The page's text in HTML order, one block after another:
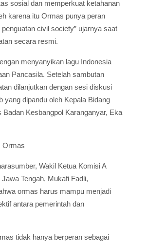
sosial dan memperkuat ketahanan
karena itu Ormas punya peran
civil society” ujarnya saat
secara resmi.
menyanyikan lagu Indonesia
Pancasila. Setelah sambutan
dilanjutkan dengan sesi diskusi
yang dipandu oleh Kepala Bidang
Badan Kesbangpol Karanganyar, Eka
Ormas
Wakil Ketua Komisi A
Tengah, Mukafi Fadli,
ormas harus mampu menjadi
antara pemerintah dan
tidak hanya berperan sebagai